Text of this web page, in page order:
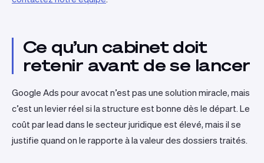
Ce qu’un cabinet doit
retenir avant de se lancer
Google Ads pour avocat n’est pas une solution miracle, mais
c’est un levier réel si la structure est bonne dès le départ. Le
coût par lead dans le secteur juridique est élevé, mais il se
justifie quand on le rapporte à la valeur des dossiers traités.